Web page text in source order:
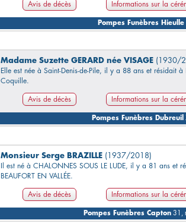
Avis de décès Informations sur la
Pompes Funèbres Hieulle
Madame Suzette GERARD née VISAGE (1930/
Elle est née à Saint-Denis-de-Pile, il y a 88 ans et résidait à
Coquille.
Avis de décès Informations sur la
Pompes Funèbres Dubreuil
Monsieur Serge BRAZILLE (1937/2018)
Il est né à CHALONNES SOUS LE LUDE, il y a 81 ans et
BEAUFORT EN VALLÉE.
Avis de décès Informations sur la
Pompes Funèbres Capton 31,